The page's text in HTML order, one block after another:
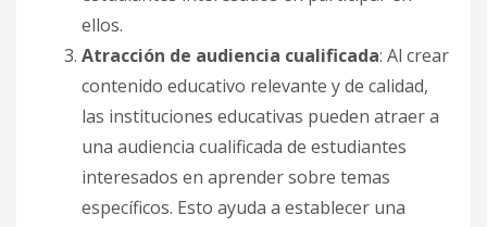
ellos.
Atracción de audiencia cualificada: Al crear
contenido educativo relevante y de calidad,
las instituciones educativas pueden atraer a
una audiencia cualificada de estudiantes
interesados en aprender sobre temas
específicos. Esto ayuda a establecer una